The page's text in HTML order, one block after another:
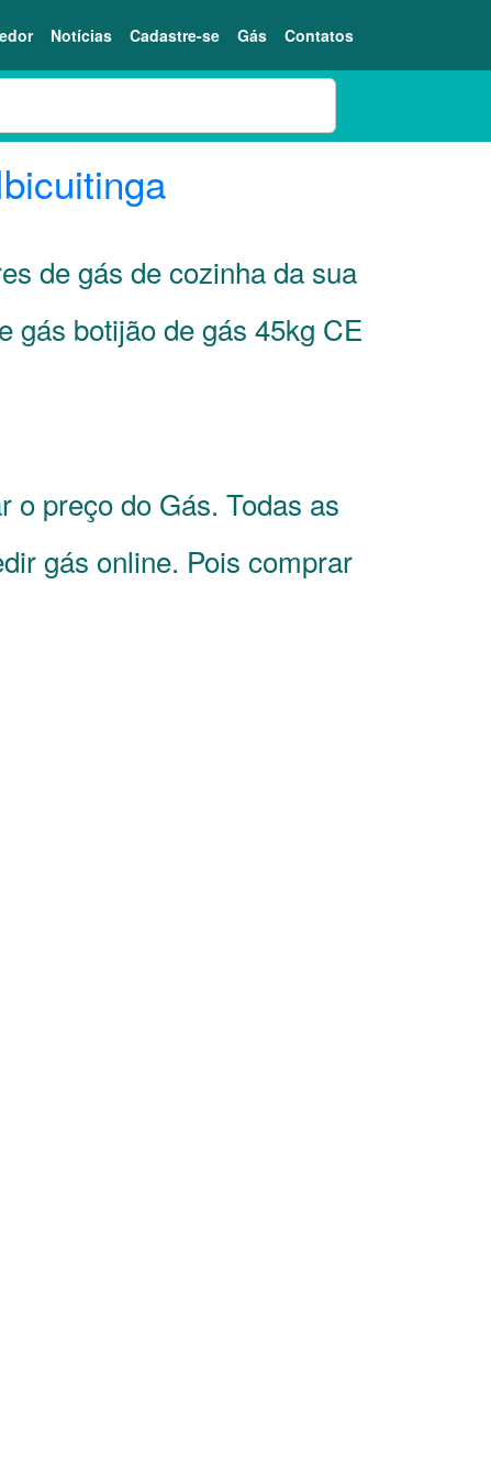
Notícias Cadastre-se Gás Contatos
de gás de cozinha da sua
gás botijão de gás 45kg CE
o preço do Gás. Todas as
gás online. Pois comprar